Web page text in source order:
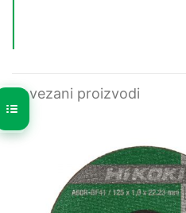
Povezani proizvodi